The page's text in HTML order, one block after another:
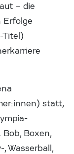
– die
Erfolge
Titel)
statt,
Boxen,
, Wasserball,